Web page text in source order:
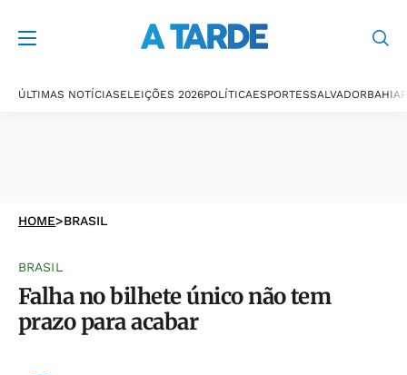
ÚLTIMAS NOTÍCIASELEIÇÕES 2026POLÍTICAESPORTESSALVADORBAHIA
HOME>BRASIL
BRASIL
Falha no bilhete único não tem
prazo para acabar